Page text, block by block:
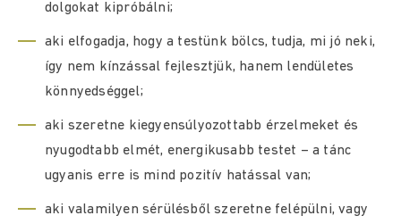
dolgokat kipróbálni;
aki elfogadja, hogy a testünk bölcs, tudja, mi jó neki,
így nem kínzással fejlesztjük, hanem lendületes
könnyedséggel;
aki szeretne kiegyensúlyozottabb érzelmeket és
nyugodtabb elmét, energikusabb testet – a tánc
ugyanis erre is mind pozitív hatással van;
aki valamilyen sérülésből szeretne felépülni, vagy